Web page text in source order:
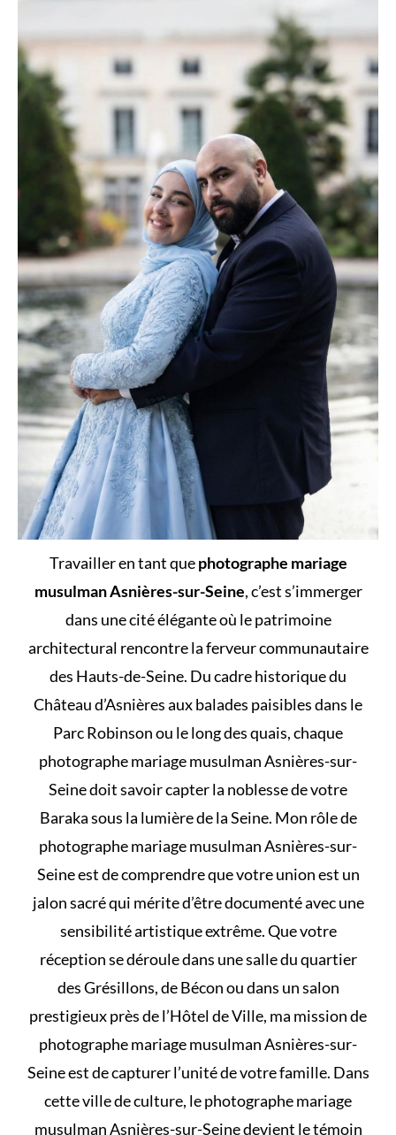
Travailler en tant quephotographe mariage
musulman Asnières-sur-Seine, c’est s’immerger
dans une cité élégante où le patrimoine
architectural rencontre la ferveur communautaire
des Hauts-de-Seine. Du cadre historique du
Château d’Asnières aux balades paisibles dans le
Parc Robinson ou le long des quais, chaque
photographe mariage musulman Asnières-sur-
Seine doit savoir capter la noblesse de votre
Baraka sous la lumière de la Seine. Mon rôle de
photographe mariage musulman Asnières-sur-
Seine est de comprendre que votre union est un
jalon sacré qui mérite d’être documenté avec une
sensibilité artistique extrême. Que votre
réception se déroule dans une salle du quartier
des Grésillons, de Bécon ou dans un salon
prestigieux près de l’Hôtel de Ville, ma mission de
photographe mariage musulman Asnières-sur-
Seine est de capturer l’unité de votre famille. Dans
cette ville de culture, le photographe mariage
musulman Asnières-sur-Seine devient le témoin